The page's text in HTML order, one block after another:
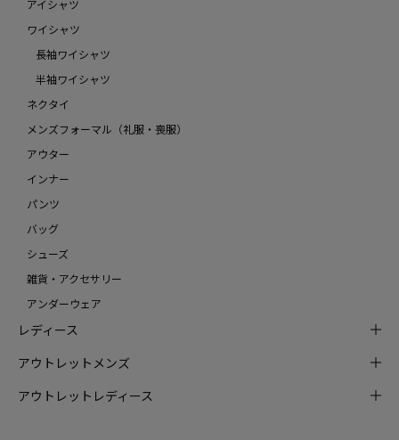
アイシャツ
ワイシャツ
長袖ワイシャツ
半袖ワイシャツ
ネクタイ
メンズフォーマル（礼服・喪服）
アウター
インナー
パンツ
バッグ
シューズ
雑貨・アクセサリー
アンダーウェア
レディース
アウトレットメンズ
アウトレットレディース